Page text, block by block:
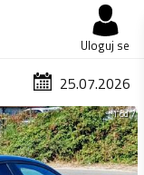
Uloguj se
25.07.2026
1 od 7